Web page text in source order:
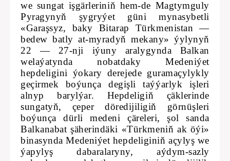
we sungat işgärleriniň hem-de Magtymguly
Pyragynyň şygryýet güni mynasybetli
«Garaşsyz, baky Bitarap Türkmenistan —
bedew batly at-myradyň mekany» ýylynyň
22 — 27-nji iýuny aralygynda Balkan
welaýatynda nobatdaky Medeniýet
hepdeligini ýokary derejede guramaçylykly
geçirmek boýunça degişli taýýarlyk işleri
alnyp barylýar. Hepdeligiň çäklerinde
sungatyň, çeper döredijiligiň görnüşleri
boýunça dürli medeni çäreleri, şol sanda
Balkanabat şäherindäki «Türkmeniň ak öýi»
binasynda Medeniýet hepdeliginiň açylyş we
ýapylyş dabaralaryny, aýdym-sazly